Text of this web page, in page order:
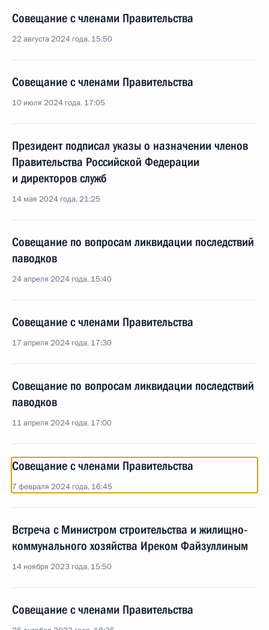
Совещание с членами Правительства
22 августа 2024 года, 15:50
Совещание с членами Правительства
10 июля 2024 года, 17:05
Президент подписал указы о назначении членов
Правительства Российской Федерации
и директоров служб
14 мая 2024 года, 21:25
Совещание по вопросам ликвидации последствий
паводков
24 апреля 2024 года, 15:40
Совещание с членами Правительства
17 апреля 2024 года, 17:30
Совещание по вопросам ликвидации последствий
паводков
11 апреля 2024 года, 17:00
Совещание с членами Правительства
7 февраля 2024 года, 16:45
Встреча с Министром строительства и жилищно-
коммунального хозяйства Иреком Файзуллиным
14 ноября 2023 года, 15:50
Совещание с членами Правительства